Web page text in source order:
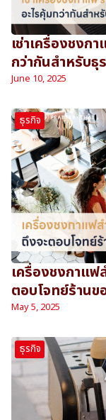
เช่าเครื่องชงก
กว่ากันสำหรับ
June 10, 2025
ธุรกิจ
เครื่องชงกาแฟ
ตอบโจทย์ร้าน
May 5, 2025
ธุรกิจ